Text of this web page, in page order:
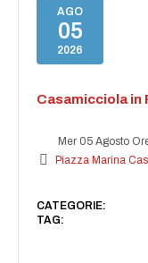
AGO
05
2026
Casamicciola in
Mer 05 Agosto
Piazza Marina
CATEGORIE:
TAG: